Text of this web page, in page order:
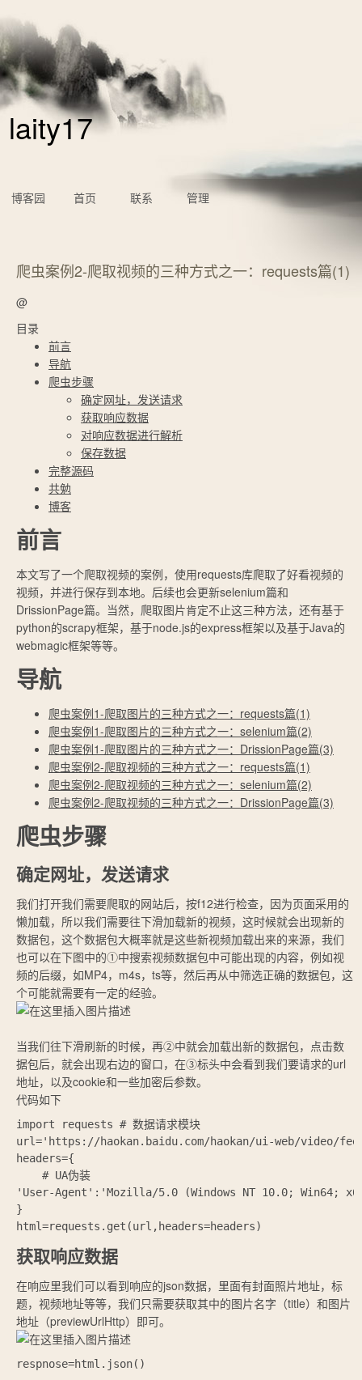
laity17
博客园 首页 联系 管理
爬虫案例2-爬取视频的三种方式之一：requests篇(1)
@
目录
前言
导航
爬虫步骤
确定网址，发送请求
获取响应数据
对响应数据进行解析
保存数据
完整源码
共勉
博客
前言
本文写了一个爬取视频的案例，使用requests库爬取了好看视频的
视频，并进行保存到本地。后续也会更新selenium篇和
DrissionPage篇。当然，爬取图片肯定不止这三种方法，还有基于
python的scrapy框架，基于node.js的express框架以及基于Java的
webmagic框架等等。
导航
爬虫案例1-爬取图片的三种方式之一：requests篇(1)
爬虫案例1-爬取图片的三种方式之一：selenium篇(2)
爬虫案例1-爬取图片的三种方式之一：DrissionPage篇(3)
爬虫案例2-爬取视频的三种方式之一：requests篇(1)
爬虫案例2-爬取视频的三种方式之一：selenium篇(2)
爬虫案例2-爬取视频的三种方式之一：DrissionPage篇(3)
爬虫步骤
确定网址，发送请求
我们打开我们需要爬取的网站后，按f12进行检查，因为页面采用的
懒加载，所以我们需要往下滑加载新的视频，这时候就会出现新的
数据包，这个数据包大概率就是这些新视频加载出来的来源，我们
也可以在下图中的①中搜索视频数据包中可能出现的内容，例如视
频的后缀，如MP4，m4s，ts等，然后再从中筛选正确的数据包，这
个可能就需要有一定的经验。
当我们往下滑刷新的时候，再②中就会加载出新的数据包，点击数
据包后，就会出现右边的窗口，在③标头中会看到我们要请求的url
地址，以及cookie和一些加密后参数。
代码如下
import requests # 数据请求模块
url='https://haokan.baidu.com/haokan/ui-web/video/
headers={
    # UA伪装
'User-Agent':'Mozilla/5.0 (Windows NT 10.0; Win64;
}
获取响应数据
在响应里我们可以看到响应的json数据，里面有封面照片地址，标
题，视频地址等等，我们只需要获取其中的图片名字（title）和图片
地址（previewUrlHttp）即可。